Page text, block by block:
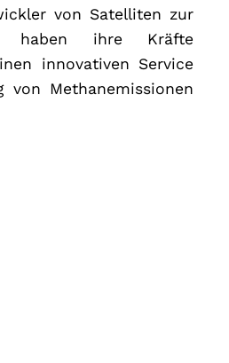
von Satelliten zur
haben ihre Kräfte
innovativen Service
von Methanemissionen